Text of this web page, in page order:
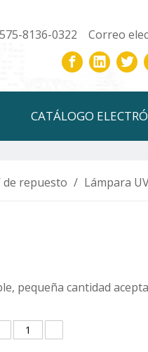
8136-0322 Correo
CATÁLOGO
de repuesto / Lámpara
pequeña cantidad